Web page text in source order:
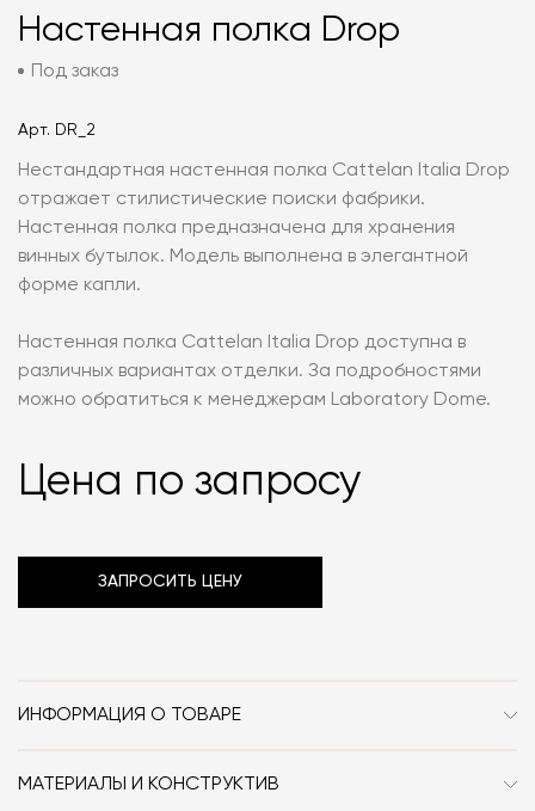
Настенная полка Drop
Под заказ
Арт. DR_2
Нестандартная настенная полка Cattelan Italia Drop
отражает стилистические поиски фабрики.
Настенная полка предназначена для хранения
винных бутылок. Модель выполнена в элегантной
форме капли.
Настенная полка Cattelan Italia Drop доступна в
различных вариантах отделки. За подробностями
можно обратиться к менеджерам Laboratory Dome.
Цена по запросу
ЗАПРОСИТЬ ЦЕНУ
ИНФОРМАЦИЯ О ТОВАРЕ
МАТЕРИАЛЫ И КОНСТРУКТИВ